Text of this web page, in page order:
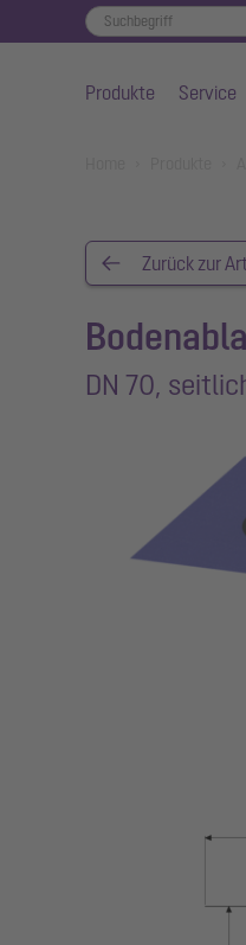
Produkte Service
Zurück zur
DN 70,